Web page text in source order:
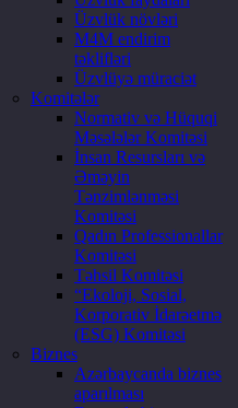
Üzvlük növləri
M4M endirim
təklifləri
Üzvlüyə müraciət
Komitələr
Normativ və Hüquqi
Məsələlər Komitəsi
İnsan Resursları və
Əməyin
Tənzimlənməsi
Komitəsi
Qadın Professionallar
Komitəsi
Təhsil Komitəsi
“Ekoloji, Sosial,
Korporativ İdarəetmə
(ESG) Komitəsi
Biznes
Azərbaycanda biznes
aparılması